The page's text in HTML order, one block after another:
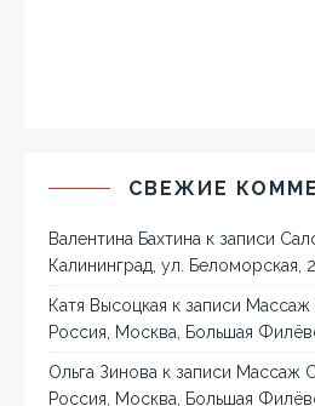
СВЕЖИЕ
Валентина Бахтина к записи
Калининград, ул. Беломорская, 2
Катя Высоцкая к записи
Россия, Москва, Большая
Ольга Зинова к записи Массаж
Россия, Москва, Большая